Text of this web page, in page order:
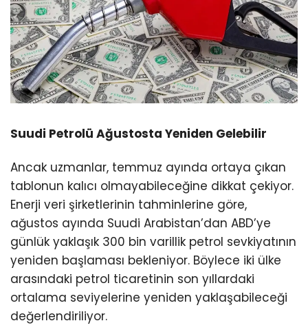
Suudi Petrolü Ağustosta Yeniden Gelebilir
Ancak uzmanlar, temmuz ayında ortaya çıkan
tablonun kalıcı olmayabileceğine dikkat çekiyor.
Enerji veri şirketlerinin tahminlerine göre,
ağustos ayında Suudi Arabistan’dan ABD’ye
günlük yaklaşık 300 bin varillik petrol sevkiyatının
yeniden başlaması bekleniyor. Böylece iki ülke
arasındaki petrol ticaretinin son yıllardaki
ortalama seviyelerine yeniden yaklaşabileceği
değerlendiriliyor.